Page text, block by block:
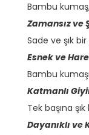
Bambu
Zamansız ve
Sade ve şık
Esnek ve
Bambu
Katmanlı
Tek başına
Dayanıklı ve